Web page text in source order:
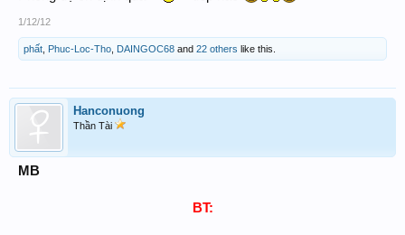
1/12/12
phất Phuc-Loc-Tho DAINGOC68 and 22 others like this.
Hanconuong
Thần Tài
MB
BT: